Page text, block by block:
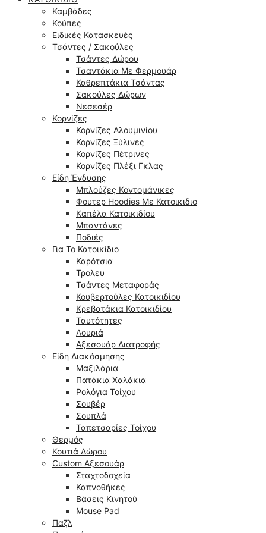
Καμβάδες
Κούπες
Ειδικές Κατασκευές
Τσάντες / Σακούλες
Τσάντες Δώρου
Τσαντάκια Με Φερμουάρ
Καθρεπτάκια Τσάντας
Σακούλες Δώρων
Νεσεσέρ
Κορνίζες
Κορνίζες Αλουμινίου
Κορνίζες Ξύλινες
Κορνίζες Πέτρινες
Κορνίζες Πλέξι Γκλας
Είδη Ένδυσης
Μπλούζες Κοντομάνικες
Φουτερ Hoodies Με Κατοικιδιο
Kαπέλα Κατοικιδίου
Μπαντάνες
Ποδιές
Για Το Κατοικίδιο
Καρότσια
Τρολευ
Τσάντες Μεταφοράς
Κουβερτούλες Κατοικιδίου
Κρεβατάκια Κατοικιδίου
Ταυτότητες
Λουριά
Αξεσουάρ Διατροφής
Είδη Διακόσμησης
Μαξιλάρια
Πατάκια Χαλάκια
Ρολόγια Τοίχου
Σουβέρ
Σουπλά
Ταπετσαρίες Τοίχου
Θερμός
Κουτιά Δώρου
Custom Αξεσουάρ
Σταχτοδοχεία
Καπνοθήκες
Βάσεις Κινητού
Mouse Pad
Παζλ